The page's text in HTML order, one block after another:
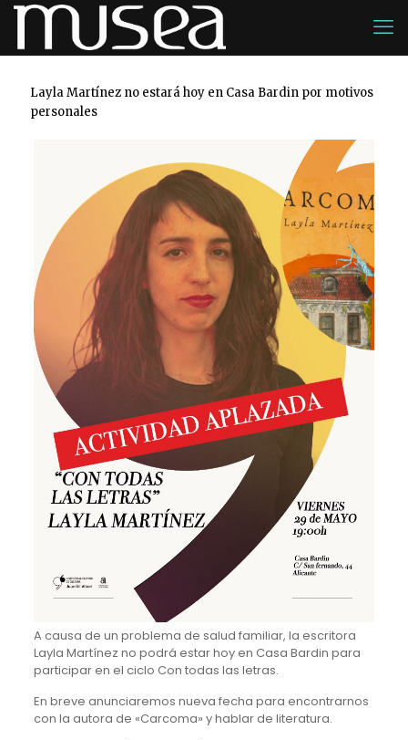
Layla Martínez no estará hoy en Casa Bardin por motivos
personales
A causa de un problema de salud familiar, la escritora
Layla Martínez no podrá estar hoy en Casa Bardin para
participar en el ciclo Con todas las letras.
En breve anunciaremos nueva fecha para encontrarnos
con la autora de «Carcoma» y hablar de literatura.